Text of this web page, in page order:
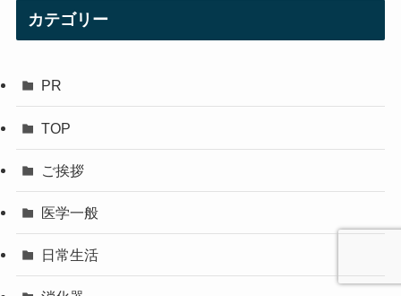
カテゴリー
PR
TOP
ご挨拶
医学一般
日常生活